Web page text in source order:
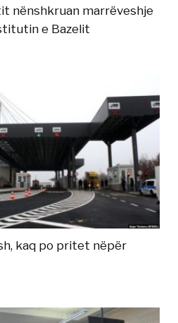
nënshkruan marrëveshje
e Bazelit
kaq po pritet nëpër